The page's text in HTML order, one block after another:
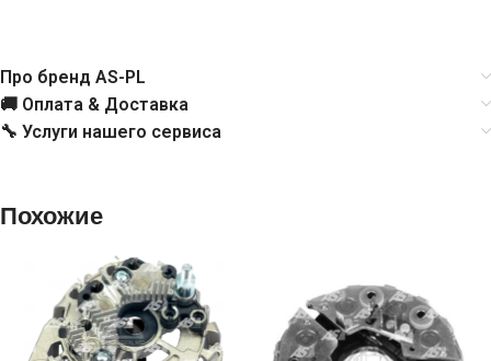
Про бренд AS-PL
🚚 Оплата & Доставка
🔧 Услуги нашего сервиса
Похожие